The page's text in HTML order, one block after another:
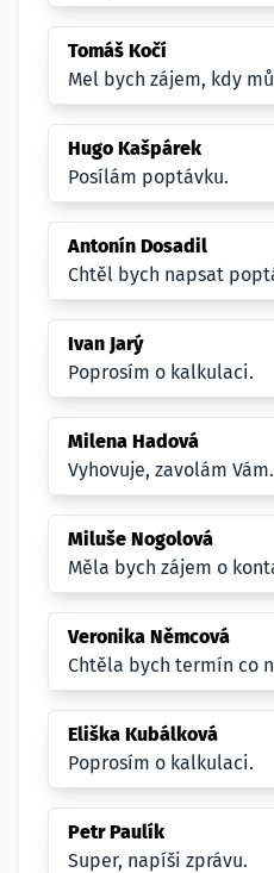
Tomáš Kočí
Mel bych zájem, kdy
Hugo Kašpárek
Posílám poptávku.
Antonín Dosadil
Chtěl bych napsat
Ivan Jarý
Poprosím o kalkulaci.
Milena Hadová
Vyhovuje, zavolám Vám.
Miluše Nogolová
Měla bych zájem o
Veronika Němcová
Chtěla bych termín co
Eliška Kubálková
Poprosím o kalkulaci.
Petr Paulík
Super, napíši zprávu.